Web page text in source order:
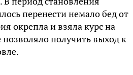
перенести немало бед от
окрепла и взяла курс на
получить выход к